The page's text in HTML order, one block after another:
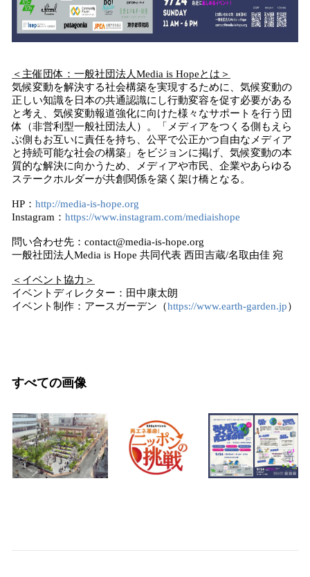
＜主催団体：一般社団法人Media is Hopeとは＞
気候変動を解決する社会構築を実現するために、気候変動の
正しい知識を日本の共通認識にし行動変容を促す必要がある
と考え、気候変動報道強化に向けた様々なサポートを行う団
体（非営利型一般社団法人）。「メディアをつくる側もえら
ぶ側もお互いに責任を持ち、公平で公正かつ自由なメディア
と持続可能な社会の構築」をビジョンに掲げ、気候変動の本
質的な解決に向かうため、メディアや市民、企業やあらゆる
ステークホルダーが共創関係を築く架け橋となる。
HP： http://media-is-hope.org
Instagram： https://www.instagram.com/mediaishope
問い合わせ先：contact@media-is-hope.org
一般社団法人Media is Hope 共同代表 西田吉蔵/名取由佳 宛
＜イベント協力＞
イベントディレクター：田中康太朗
イベント制作：アースガーデン（https://www.earth-garden.jp）
すべての画像